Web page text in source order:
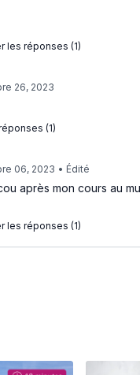
les réponses (1)
26, 2023
(1)
06, 2023 • Édité
après mon cours au
les réponses (1)